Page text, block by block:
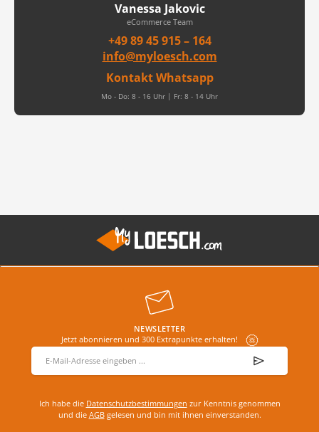
Vanessa Jakovic
eCommerce Team
+49 89 45 915 – 164
info@myloesch.com
Kontakt Whatsapp
Mo - Do: 8 - 16 Uhr | Fr: 8 - 14 Uhr
NEWSLETTER
Jetzt abonnieren und 300 Extrapunkte erhalten!
E-Mail-Adresse
Ich habe die Datenschutzbestimmungen zur Kenntnis genommen
und die AGBgelesen und bin mit ihnen einverstanden.